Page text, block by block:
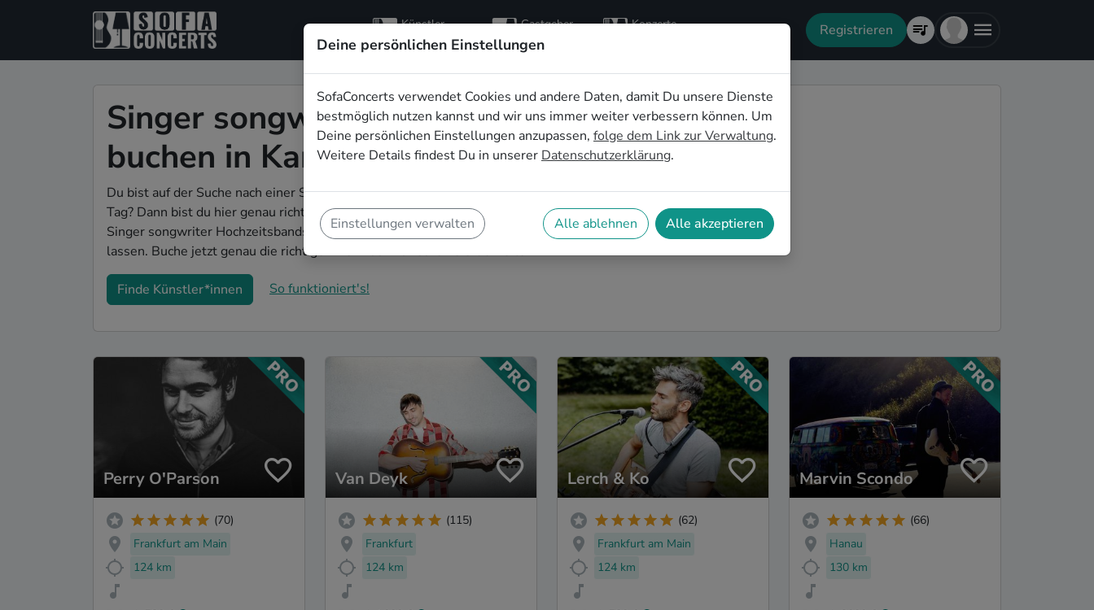
Künstler
entdecken
Gastgeber Konzerte Registrieren
Singer songwriter Hochzeitsbands
buchen in Karlsruhe
Du bist auf der Suche nach einer Singer songwriter Hochzeitsband in Karlsruhe für Deinen großen
Tag? Dann bist du hier genau richtig! Auf SofaConcerts findest Du eine Vielzahl an professionellen
Singer songwriter Hochzeitsbands in Karlsruhe, die euer Fest zu einem echten Highlight werden
lassen. Buche jetzt genau die richtige Live-Musik für eure Feierlichkeiten!
Finde Künstler*innen So funktioniert's!
Perry O'Parson
(70)
Frankfurt am Main
124 km
Van Deyk
(115)
Frankfurt
124 km
Lerch & Ko
(62)
Frankfurt am Main
124 km
Marvin Scondo
(66)
Hanau
130 km
Deine persönlichen Einstellungen
SofaConcerts verwendet Cookies und andere Daten, damit Du unsere Dienste
bestmöglich nutzen kannst und wir uns immer weiter verbessern können. Um
Deine persönlichen Einstellungen anzupassen, folge dem Link zur Verwaltung.
Weitere Details findest Du in unserer Datenschutzerklärung.
Einstellungen verwalten Alle ablehnen Alle akzeptieren